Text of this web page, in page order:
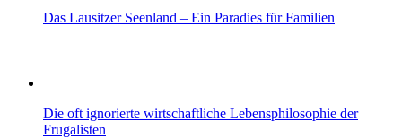
Das Lausitzer Seenland – Ein Paradies für Familien
Die oft ignorierte wirtschaftliche Lebensphilosophie der
Frugalisten